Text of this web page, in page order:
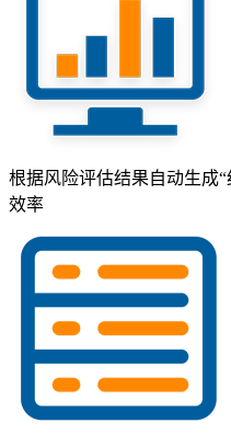
根据风险评估结果自动生成
效率